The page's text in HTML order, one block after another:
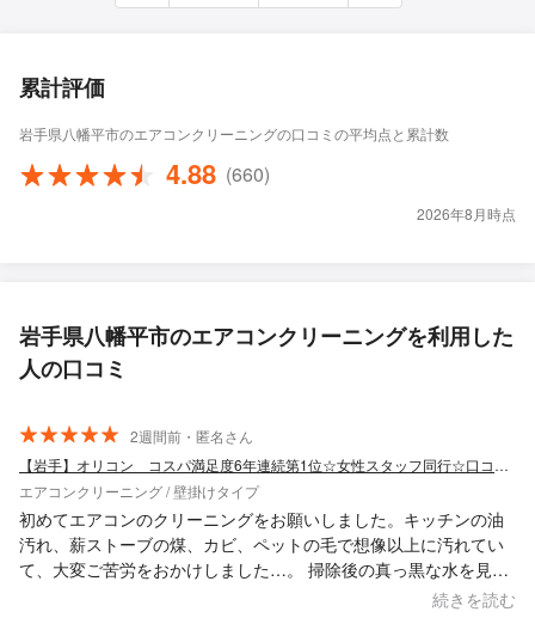
累計評価
岩手県八幡平市のエアコンクリーニングの口コミの平均点と累計数
4.88 (660)
2026年8月時点
岩手県八幡平市のエアコンクリーニングを利用した
人の口コミ
2週間前・匿名さん
【岩手】オリコン コスパ満足度6年連続第1位☆女性スタッフ同行☆口コミ賞受賞店☆
エアコンクリーニング / 壁掛けタイプ
初めてエアコンのクリーニングをお願いしました。キッチンの油
汚れ、薪ストーブの煤、カビ、ペットの毛で想像以上に汚れてい
て、大変ご苦労をおかけしました…。 掃除後の真っ黒な水を見
て、これを吸い込んでたのかと思うとゾッとします。 綺麗になっ
続きを読む